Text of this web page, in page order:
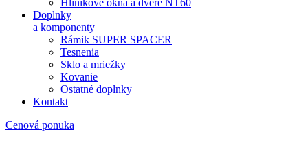
Hliníkové okná a dvere NT60
Doplnky
a komponenty
Rámik SUPER SPACER
Tesnenia
Sklo a mriežky
Kovanie
Ostatné doplnky
Kontakt
Cenová ponuka